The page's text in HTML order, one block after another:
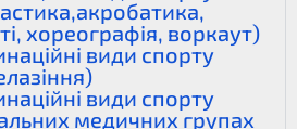
хореографія, воркаут)
види спорту
види спорту
медичних групах